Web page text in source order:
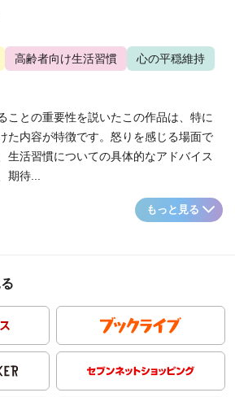
高齢者向け生活習慣
心の平穏維持
ことの重要性を説いたこの作品は、特に
た内容が特徴です。怒りを感じる場面で
生活習慣についての具体的なアドバイス
期待...
もっと見る